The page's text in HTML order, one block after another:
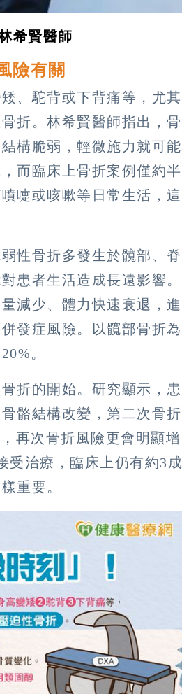
希賢醫師
險有關
、駝背或下背痛等，尤其
折。林希賢醫師指出，骨
構脆弱，輕微施力就可能
而臨床上骨折案例僅約半
嚏或咳嗽等日常生活，這
性骨折多發生於髖部、脊
患者生活造成長遠影響。
減少、體力快速衰退，進
發症風險。以髖部骨折為
。
折的開始。研究顯示，患
骼結構改變，第二次骨折
再次骨折風險更會明顯增
受治療，臨床上仍有約3成
重要。